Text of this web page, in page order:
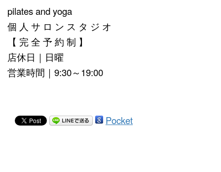
pilates and yoga
個 人 サ ロ ン ス タ ジ オ
【 完 全 予 約 制 】
店休日｜日曜
営業時間｜9:30～19:00
Pocket